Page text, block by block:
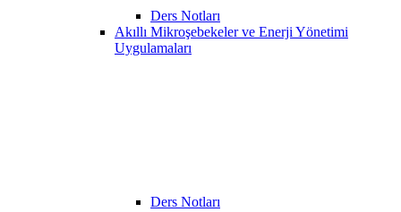
Ders Notları
Akıllı Mikroşebekeler ve Enerji Yönetimi
Uygulamaları
Ders Notları